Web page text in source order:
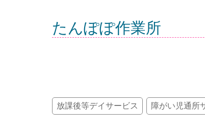
たんぽぽ作業所
放課後等デイサービス 障がい児通所